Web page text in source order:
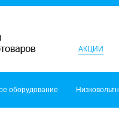
АКЦИИ
оборудование